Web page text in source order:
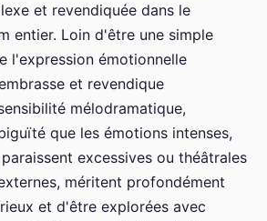
et revendiquée dans le
entier. Loin d'être une simple
l'expression émotionnelle
et revendique
mélodramatique,
que les émotions intenses,
excessives ou théâtrales
méritent profondément
et d'être explorées avec